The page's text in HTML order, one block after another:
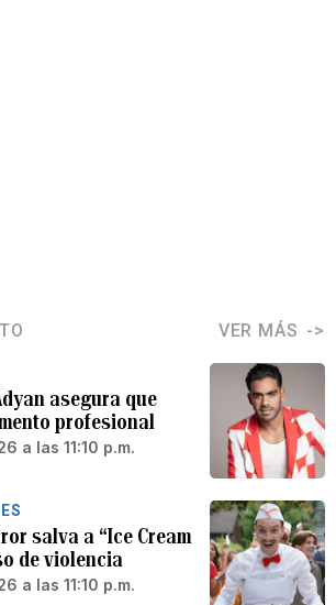
VER MÁS
asegura que
profesional
a las 11:10 p.m.
salva a “Ice Cream
de violencia
a las 11:10 p.m.